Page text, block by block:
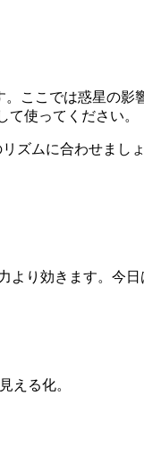
ここでは惑星の影
使ってください。
ズムに合わせまし
り効きます。今日
える化。